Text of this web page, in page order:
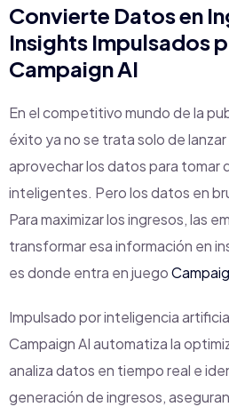
Convierte Datos en
Insights Impulsados
Campaign AI
En el competitivo mundo de la
éxito ya no se trata solo de
aprovechar los datos para tomar
inteligentes. Pero los datos en
Para maximizar los ingresos, las
transformar esa información en
es donde entra en juego
Impulsado por inteligencia
Campaign AI automatiza la
analiza datos en tiempo real e
generación de ingresos,